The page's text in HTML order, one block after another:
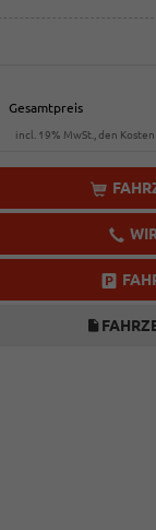
Gesamtpreis
incl. 19% MwSt., den